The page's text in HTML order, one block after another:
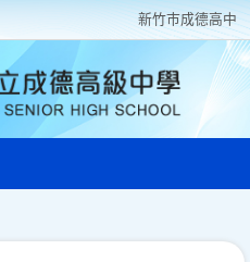
新竹巿成德高中